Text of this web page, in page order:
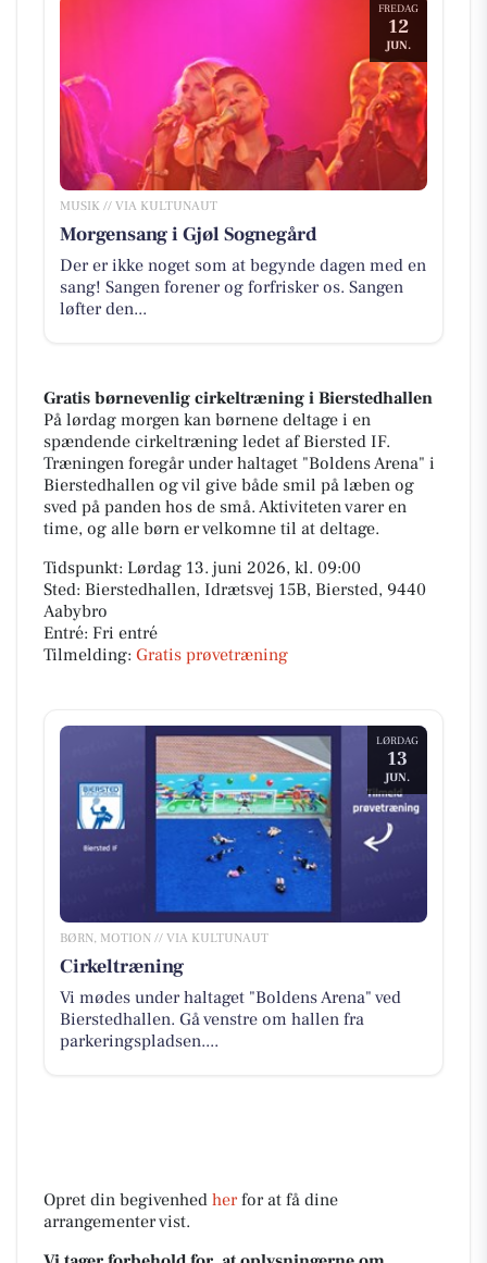
FREDAG
12
JUN.
MUSIK // VIA KULTUNAUT
Morgensang i Gjøl Sognegård
Der er ikke noget som at begynde dagen med en
sang! Sangen forener og forfrisker os. Sangen
løfter den...
Gratis børnevenlig cirkeltræning i Bierstedhallen
På lørdag morgen kan børnene deltage i en
spændende cirkeltræning ledet af Biersted IF.
Træningen foregår under haltaget "Boldens Arena" i
Bierstedhallen og vil give både smil på læben og
sved på panden hos de små. Aktiviteten varer en
time, og alle børn er velkomne til at deltage.
Tidspunkt: Lørdag 13. juni 2026, kl. 09:00
Sted: Bierstedhallen, Idrætsvej 15B, Biersted, 9440
Aabybro
Entré: Fri entré
Tilmelding: Gratis prøvetræning
LØRDAG
13
JUN.
BØRN, MOTION // VIA KULTUNAUT
Cirkeltræning
Vi mødes under haltaget "Boldens Arena" ved
Bierstedhallen. Gå venstre om hallen fra
parkeringspladsen....
Opret din begivenhed herfor at få dine
arrangementer vist.